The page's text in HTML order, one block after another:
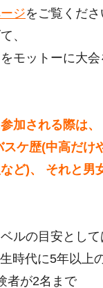
ジをご覧くだ
、
モットーに大
加される際は
ケ歴(中高だけ
ど)、 それと男
ルの目安とし
時代に5年以上
者が2名まで